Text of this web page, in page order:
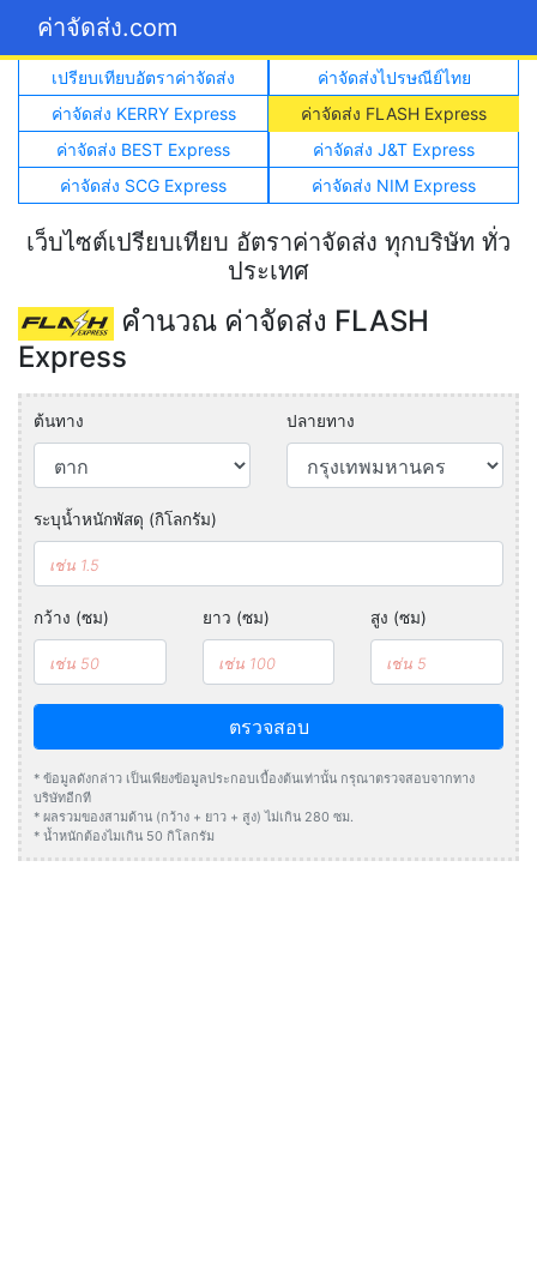
ค่าจัดส่ง.com
เปรียบเทียบอัตราค่าจัดส่ง
ค่าจัดส่งไปรษณีย์ไทย
ค่าจัดส่ง KERRY Express
ค่าจัดส่ง FLASH Express
ค่าจัดส่ง BEST Express
ค่าจัดส่ง J&T Express
ค่าจัดส่ง SCG Express
ค่าจัดส่ง NIM Express
เว็บไซต์เปรียบเทียบ อัตราค่าจัดส่ง ทุกบริษัท ทั่ว
ประเทศ
คำนวณ ค่าจัดส่ง FLASH
Express
ต้นทาง ปลายทาง
ระบุน้ำหนักพัสดุ (กิโลกรัม)
กว้าง (ซม) ยาว (ซม) สูง (ซม)
ตรวจสอบ
* ข้อมูลดังกล่าว เป็นเพียงข้อมูลประกอบเบื้องต้นเท่านั้น กรุณาตรวจสอบจากทาง
บริษัทอีกที
* ผลรวมของสามด้าน (กว้าง + ยาว + สูง) ไม่เกิน 280 ซม.
* น้ำหนักต้องไมเกิน 50 กิโลกรัม